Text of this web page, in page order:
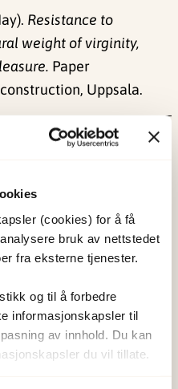
(cookies) for å få
bruk av nettstedet
fra eksterne tjenester.
og til å forbedre
informasjonskapsler til
av innhold. Du kan
du vil tillate.
Resistance to
weight of virginity,
Paper
Uppsala.
Formålet er å bidra
de helsemessige og
vold og traumatisk